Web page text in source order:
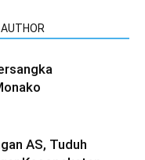
AS, Tuduh